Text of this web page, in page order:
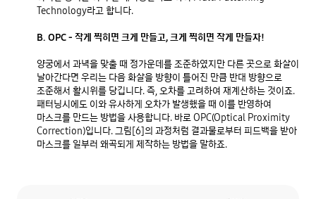
Technology라고 합니다.
B. OPC - 작게 찍히면 크게 만들고, 크게 찍히면 작게 만들자!
양궁에서 과녁을 맞출 때 정가운데를 조준하였지만 다른 곳으로 화살이
날아간다면 우리는 다음 화살을 방향이 틀어진 만큼 반대 방향으로
조준해서 활시위를 당깁니다. 즉, 오차를 고려하여 재계산하는 것이죠.
패터닝시에도 이와 유사하게 오차가 발생했을 때 이를 반영하여
마스크를 만드는 방법을 사용합니다. 바로 OPC(Optical Proximity
Correction)입니다. 그림[6]의 과정처럼 결과물로부터 피드백을 받아
마스크를 일부러 왜곡되게 제작하는 방법을 말하죠.